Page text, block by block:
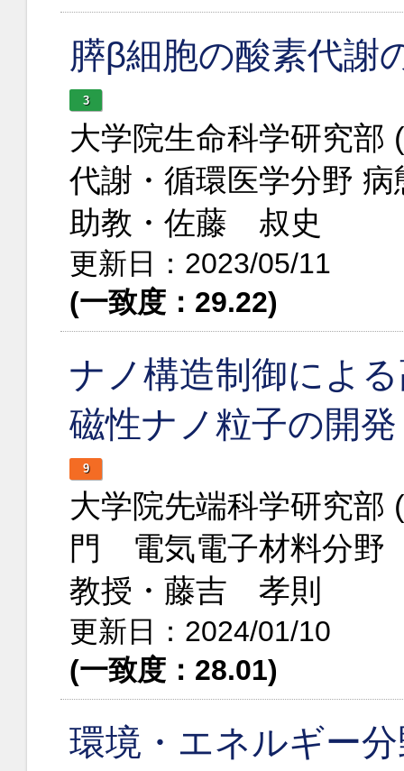
膵β細胞の酸素代謝
3
大学院生命科学研究
代謝・循環医学分野
助教・佐藤 叔史
更新日：2023/05/11
(一致度：29.22)
ナノ構造制御によ
磁性ナノ粒子の開発
9
大学院先端科学研究部
門 電気電子材料分野
教授・藤吉 孝則
更新日：2024/01/10
(一致度：28.01)
環境・エネルギー